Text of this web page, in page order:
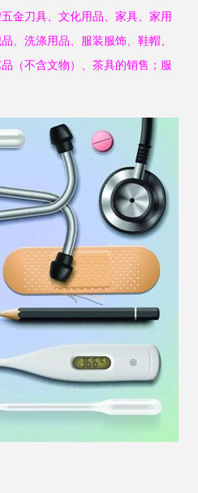
金刀具、文化用品、家具、家用
、洗涤用品、服装服饰、鞋帽、
（不含文物）、茶具的销售；服